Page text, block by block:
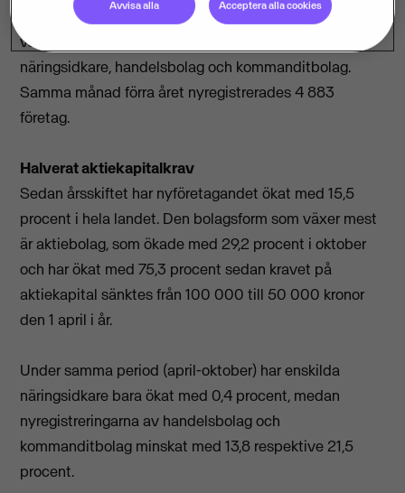
I oktober 2010 startades 5 205 nya företag i de
vanligaste bolagsformerna aktiebolag, enskild
näringsidkare, handelsbolag och kommanditbolag.
Samma månad förra året nyregistrerades 4 883
företag.
Halverat aktiekapitalkrav
Sedan årsskiftet har nyföretagandet ökat med 15,5
procent i hela landet. Den bolagsform som växer mest
är aktiebolag, som ökade med 29,2 procent i oktober
och har ökat med 75,3 procent sedan kravet på
aktiekapital sänktes från 100 000 till 50 000 kronor
den 1 april i år.
Under samma period (april-oktober) har enskilda
näringsidkare bara ökat med 0,4 procent, medan
nyregistreringarna av handelsbolag och
kommanditbolag minskat med 13,8 respektive 21,5
procent.
Avvisa alla Acceptera alla cookies